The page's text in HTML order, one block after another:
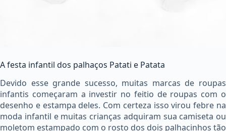
A festa infantil dos palhaços Patati e Patata
Devido esse grande sucesso, muitas marcas de roupas
infantis começaram a investir no feitio de roupas com o
desenho e estampa deles. Com certeza isso virou febre na
moda infantil e muitas crianças adquiram sua camiseta ou
moletom estampado com o rosto dos dois palhacinhos tão